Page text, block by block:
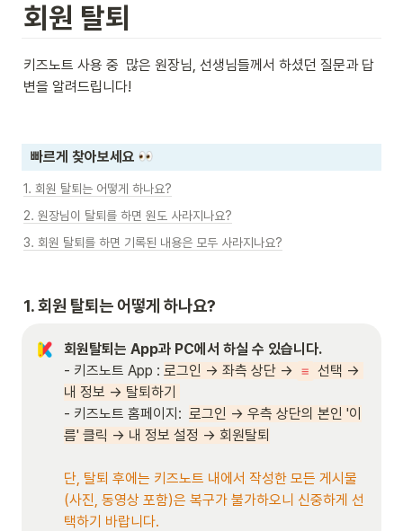
회원 탈퇴
키즈노트 사용 중  많은 원장님, 선생님들께서 하셨던 질문과 답
변을 알려드립니다!
빠르게 찾아보세요
1. 회원 탈퇴는 어떻게 하나요?
2. 원장님이 탈퇴를 하면 원도 사라지나요?
3. 회원 탈퇴를 하면 기록된 내용은 모두 사라지나요?
1. 회원 탈퇴는 어떻게 하나요?
회원탈퇴는 App과 PC에서 하실 수 있습니다.
- 키즈노트 App : 로그인 → 좌측 상단 → ≡
선택 →
내 정보 → 탈퇴하기
- 키즈노트 홈페이지: 로그인 → 우측 상단의 본인 '이
름' 클릭 → 내 정보 설정 → 회원탈퇴
단, 탈퇴 후에는 키즈노트 내에서 작성한 모든 게시물
(사진, 동영상 포함)은 복구가 불가하오니 신중하게 선
택하기 바랍니다.